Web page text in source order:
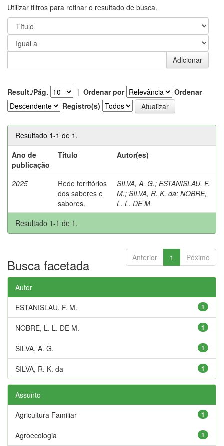
Utilizar filtros para refinar o resultado de busca.
Result./Pág. | Ordenar por
Ordenar
Registro(s)
Resultado 1-1 de 1.
Ano de
publicação
Título Autor(es)
2025
Rede territórios
dos saberes e
sabores.
SILVA, A. G.; ESTANISLAU, F.
M.; SILVA, R. K. da; NOBRE,
L. L. DE M.
Resultado 1-1 de 1.
Anterior 1 Póximo
Busca facetada
Autor
1
ESTANISLAU, F. M.
1
NOBRE, L. L. DE M.
1
SILVA, A. G.
1
SILVA, R. K. da
Assunto
1
Agricultura Familiar
1
Agroecologia